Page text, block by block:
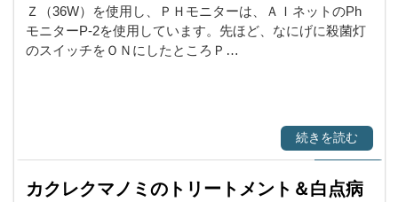
Ｚ（36W）を使用し、ＰＨモニターは、ＡＩネットのPh
モニターP-2を使用しています。先ほど、なにげに殺菌灯
のスイッチをＯＮにしたところＰ…
続きを読む
カクレクマノミのトリートメント＆白点病